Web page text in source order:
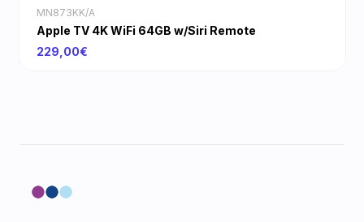
MN873KK/A
Apple TV 4K WiFi 64GB w/Siri Remote
229,00€